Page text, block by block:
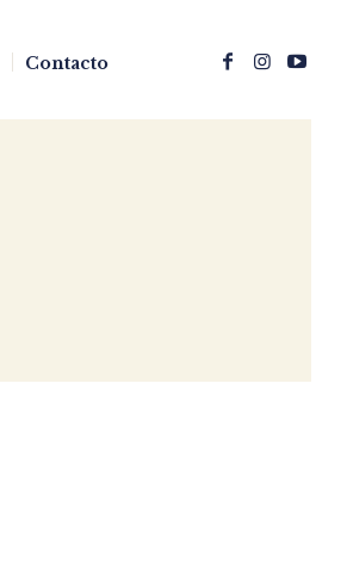
Contacto